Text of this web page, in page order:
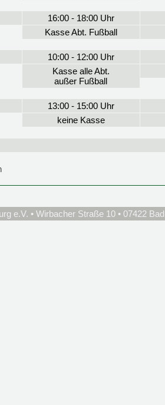
16:00 - 18:00 Uhr
Kasse Abt. Fußball
10:00 - 12:00 Uhr
Kasse alle Abt.
außer Fußball
13:00 - 15:00 Uhr
keine Kasse
e.V. • Wirbacher Straße 10 • 07422